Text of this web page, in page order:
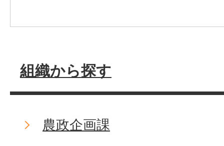
組織から探す
農政企画課